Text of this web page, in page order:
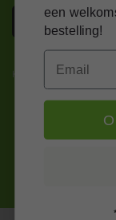
Kitcentrum is trots op:
een
bestelling!
Email